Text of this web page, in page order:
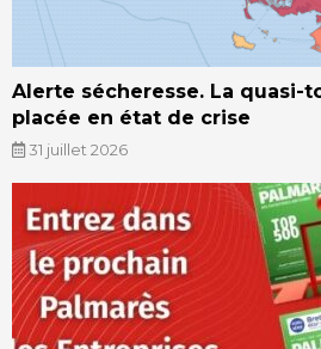
Alerte sécheresse. La quasi-
placée en état de crise
31 juillet 2026